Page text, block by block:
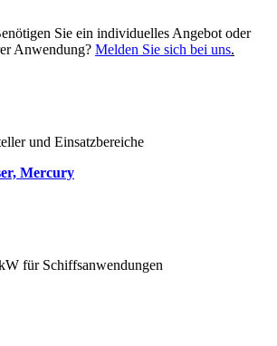
Sie ein individuelles Angebot oder
Anwendung? Melden Sie sich bei uns.
und Einsatzbereiche
Mercury
für Schiffsanwendungen